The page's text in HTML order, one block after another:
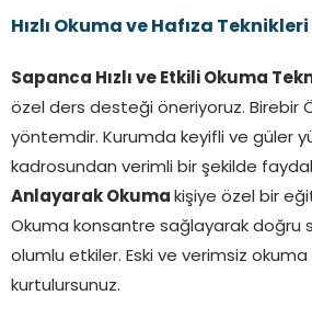
Hızlı Okuma ve Hafıza Teknikleri
Sapanca Hızlı ve Etkili Okuma
özel ders desteği öneriyoruz. Birebir
yöntemdir. Kurumda keyifli ve güler
kadrosundan verimli bir şekilde
Anlayarak Okuma kişiye özel bir
Okuma konsantre sağlayarak doğru
olumlu etkiler. Eski ve verimsiz okuma
kurtulursunuz.